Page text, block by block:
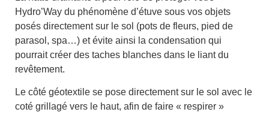
Hydro’Way du phénomène d’étuve sous vos objets
posés directement sur le sol (pots de fleurs, pied de
parasol, spa…) et évite ainsi la condensation qui
pourrait créer des taches blanches dans le liant du
revêtement.
Le côté géotextile se pose directement sur le sol avec le
coté grillagé vers le haut, afin de faire « respirer »